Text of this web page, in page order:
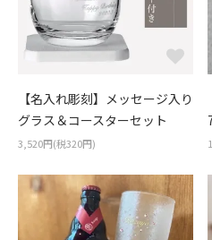
【名入れ彫刻】メッセージ入り
グラス＆コースターセット
3,520円(税320円)